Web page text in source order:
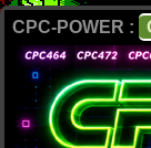
CPC-POWER :